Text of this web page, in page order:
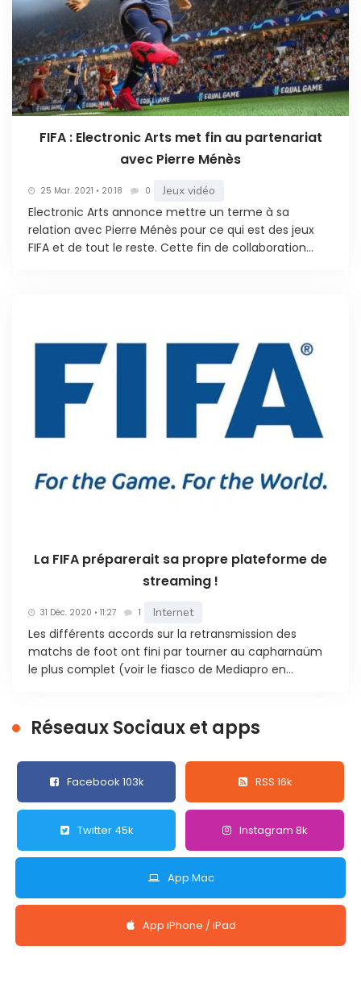
FIFA : Electronic Arts met fin au partenariat
avec Pierre Ménès
25 Mar. 2021 • 20:18 0 Jeux vidéo
Electronic Arts annonce mettre un terme à sa
relation avec Pierre Ménès pour ce qui est des jeux
FIFA et de tout le reste. Cette fin de collaboration...
La FIFA préparerait sa propre plateforme de
streaming !
31 Déc. 2020 • 11:27 1 Internet
Les différents accords sur la retransmission des
matchs de foot ont fini par tourner au capharnaüm
le plus complet (voir le fiasco de Mediapro en...
Réseaux Sociaux et apps
Facebook 103k RSS 16k
Twitter 45k Instagram 8k
App Mac
App iPhone / iPad